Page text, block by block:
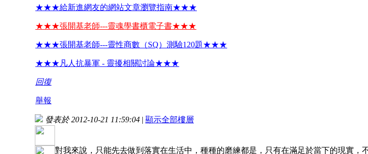
★★★給新進網友的網站文章瀏覽指南★★★
★★★張開基老師---靈魂學書櫃電子書★★★
★★★張開基老師---靈性商數（SQ）測驗120題★★★
★★★凡人抗暴軍 - 靈擾相關討論★★★
回復
舉報
發表於 2012-10-21 11:59:04 | 顯示全部樓層
對我來說，只能先去做到落實在生活中，種種的磨練都是，只有在滿足於當下的現實